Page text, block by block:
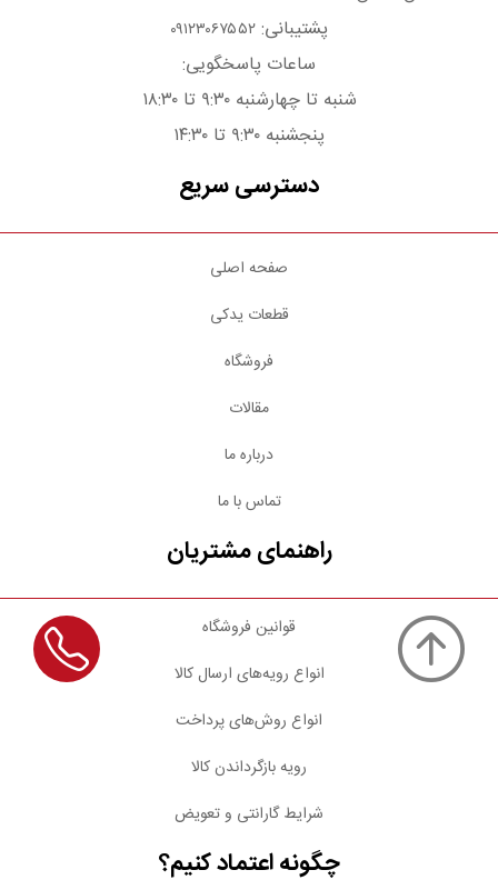
پشتیبانی: ۰۹۱۲۳۰۶۷۵۵۲
ساعات پاسخگویی:
شنبه تا چهارشنبه ۹:۳۰ تا ۱۸:۳۰
پنجشنبه ۹:۳۰ تا ۱۴:۳۰
دسترسی سریع
صفحه اصلی
قطعات یدکی
فروشگاه
مقالات
درباره ما
تماس با ما
راهنمای مشتریان
قوانین فروشگاه
انواع رویه‌های ارسال کالا
انواع روش‌های پرداخت
رویه بازگرداندن کالا
شرایط گارانتی و تعویض
چگونه اعتماد کنیم؟